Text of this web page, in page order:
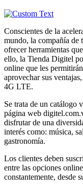
Conscientes de la
mundo, la compañía de
ofrecer herramientas
ello, la Tienda Digitel
online que les
aprovechar sus
4G LTE.
Se trata de un catálogo
página web
disfrutar de una
interés como: música,
gastronomía.
Los clientes deben
entre las opciones
constantemente, desde